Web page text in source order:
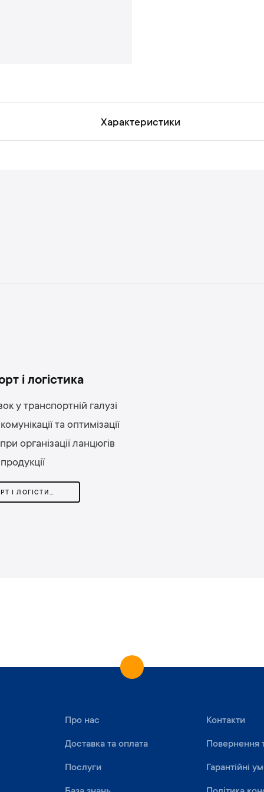
Характеристики
і логістика
у транспортній галузі
та оптимізації
організації ланцюгів
ТРАНСПОРТ І ЛОГІСТИКА
Про нас
Доставка та оплата
Послуги
Контакти
Повернення
Гарантійні